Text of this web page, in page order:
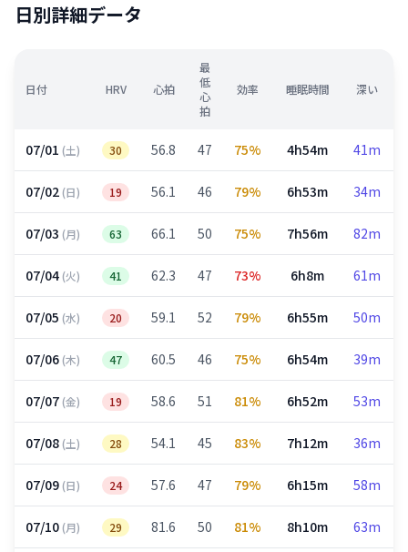
日別詳細データ
日付 HRV 心拍
最
低
心
拍
効率 睡眠時間 深い
07/01 (土) 30 56.8 47 75% 4h54m 41m
07/02(日) 19 56.1 46 79% 6h53m 34m
07/03 (月) 63 66.1 50 75% 7h56m 82m
07/04(火) 41 62.3 47 73% 6h8m 61m
07/05 (水) 20 59.1 52 79% 6h55m 50m
07/06(木) 47 60.5 46 75% 6h54m 39m
07/07(金) 19 58.6 51 81% 6h52m 53m
07/08(土) 28 54.1 45 83% 7h12m 36m
07/09(日) 24 57.6 47 79% 6h15m 58m
07/10(月) 29 81.6 50 81% 8h10m 63m